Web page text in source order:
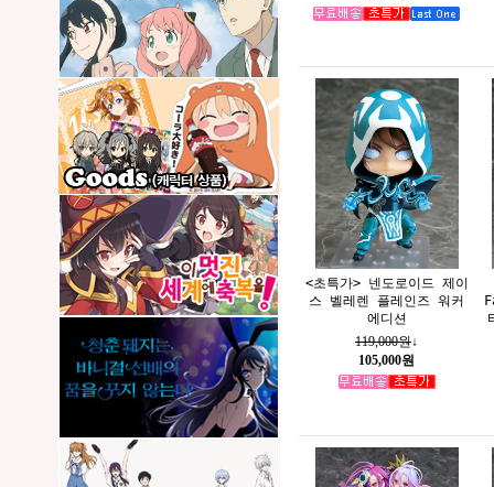
<초특가> 넨도로이드 제이
스 벨레렌 플레인즈 워커
에디션
119,000원↓
105,000원